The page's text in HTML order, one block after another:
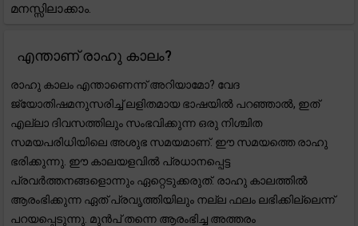
മനസ്സിലാക്കാം.
എന്താണ് രാഹു കാലം?
രാഹു കാലം എന്താണെന്ന് അറിയാമോ? വേദ
ജ്യോതിഷമനുസരിച്ച് ലളിതമായ ഭാഷയിൽ പറഞ്ഞാൽ, ഇത്
എല്ലാ ദിവസത്തിലും സംഭവിക്കുന്ന ഒരു നിശ്ചിത
സമയപരിധിയിലെ അശുഭ സമയമാണ്. ഈ സമയത്തെ രാഹു
ഭരിക്കുന്നു. ഈ കാലയളവിൽ പ്രധാനപ്പെട്ട
പ്രവർത്തനങ്ങളൊന്നും ഏറ്റെടുക്കരുത്. രാഹു കാലത്തിൽ
ആരംഭിക്കുന്ന ഏത് പ്രവൃത്തിയിലും നല്ല ഫലം ലഭിക്കില്ലെന്ന്
പറയപ്പെടുന്നു. മുൻപ് തന്നെ ആരംഭിച്ച അത്തരം